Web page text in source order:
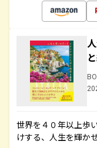
世界を４０年以上歩
けする、人生を輝か